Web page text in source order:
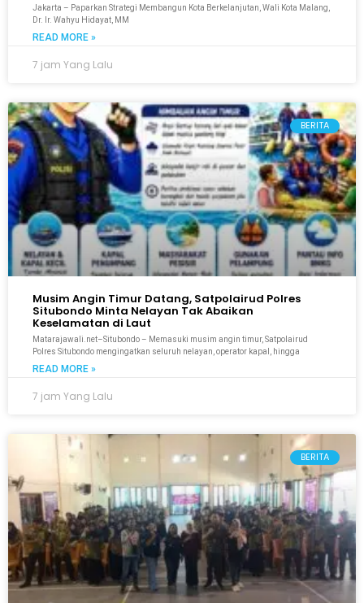
Jakarta – Paparkan Strategi Membangun Kota Berkelanjutan, Wali Kota Malang,
Dr. Ir. Wahyu Hidayat, MM
READ MORE »
7 jam Yang Lalu
BERITA
Musim Angin Timur Datang, Satpolairud Polres
Situbondo Minta Nelayan Tak Abaikan
Keselamatan di Laut
Matarajawali.net–Situbondo – Memasuki musim angin timur, Satpolairud
Polres Situbondo mengingatkan seluruh nelayan, operator kapal, hingga
READ MORE »
7 jam Yang Lalu
BERITA